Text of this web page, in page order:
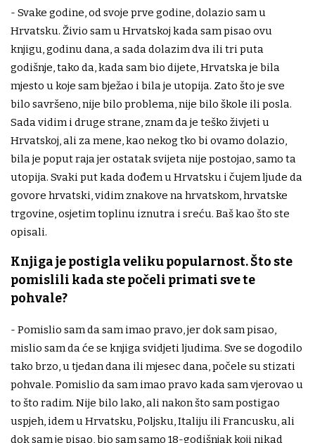
- Svake godine, od svoje prve godine, dolazio sam u
Hrvatsku. Živio sam u Hrvatskoj kada sam pisao ovu
knjigu, godinu dana, a sada dolazim dva ili tri puta
godišnje, tako da, kada sam bio dijete, Hrvatska je bila
mjesto u koje sam bježao i bila je utopija. Zato što je sve
bilo savršeno, nije bilo problema, nije bilo škole ili posla.
Sada vidim i druge strane, znam da je teško živjeti u
Hrvatskoj, ali za mene, kao nekog tko bi ovamo dolazio,
bila je poput raja jer ostatak svijeta nije postojao, samo ta
utopija. Svaki put kada dođem u Hrvatsku i čujem ljude da
govore hrvatski, vidim znakove na hrvatskom, hrvatske
trgovine, osjetim toplinu iznutra i sreću. Baš kao što ste
opisali.
Knjiga je postigla veliku popularnost. Što ste
pomislili kada ste počeli primati sve te
pohvale?
- Pomislio sam da sam imao pravo, jer dok sam pisao,
mislio sam da će se knjiga svidjeti ljudima. Sve se dogodilo
tako brzo, u tjedan dana ili mjesec dana, počele su stizati
pohvale. Pomislio da sam imao pravo kada sam vjerovao u
to što radim. Nije bilo lako, ali nakon što sam postigao
uspjeh, idem u Hrvatsku, Poljsku, Italiju ili Francusku, ali
dok sam je pisao, bio sam samo 18-godišnjak koji nikad